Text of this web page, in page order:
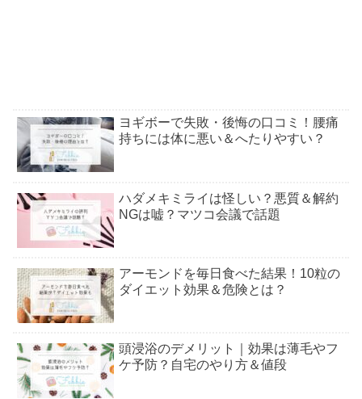
ヨギボーで失敗・後悔の口コミ！腰痛
持ちには体に悪い＆へたりやすい？
ハダメキミライは怪しい？悪質＆解約
NGは嘘？マツコ会議で話題
アーモンドを毎日食べた結果！10粒の
ダイエット効果＆危険とは？
頭浸浴のデメリット｜効果は薄毛やフ
ケ予防？自宅のやり方＆値段